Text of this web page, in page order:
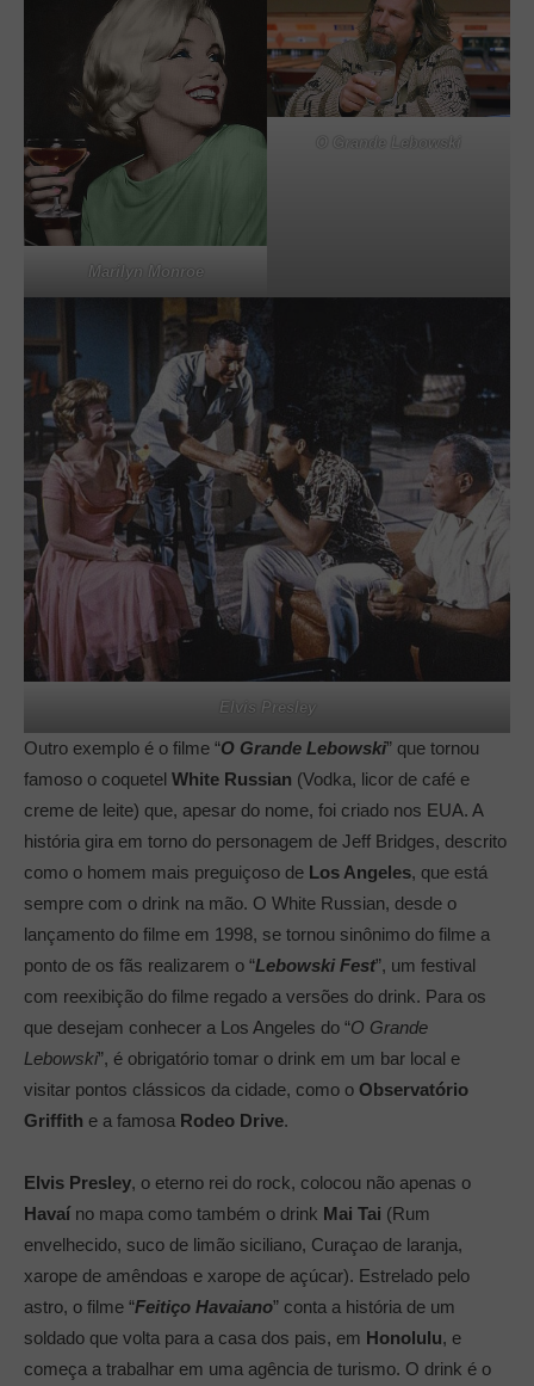
Marilyn Monroe
O Grande Lebowski
Elvis Presley
Outro exemplo é o filme “O Grande Lebowski” que tornou
famoso o coquetel White Russian (Vodka, licor de café e
creme de leite) que, apesar do nome, foi criado nos EUA. A
história gira em torno do personagem de Jeff Bridges, descrito
como o homem mais preguiçoso de Los Angeles, que está
sempre com o drink na mão. O White Russian, desde o
lançamento do filme em 1998, se tornou sinônimo do filme a
ponto de os fãs realizarem o “Lebowski Fest”, um festival
com reexibição do filme regado a versões do drink. Para os
que desejam conhecer a Los Angeles do “O Grande
Lebowski”, é obrigatório tomar o drink em um bar local e
visitar pontos clássicos da cidade, como o Observatório
Griffith e a famosa Rodeo Drive.
Elvis Presley, o eterno rei do rock, colocou não apenas o
Havaíno mapa como também o drink Mai Tai (Rum
envelhecido, suco de limão siciliano, Curaçao de laranja,
xarope de amêndoas e xarope de açúcar). Estrelado pelo
astro, o filme “Feitiço Havaiano” conta a história de um
soldado que volta para a casa dos pais, em Honolulu, e
começa a trabalhar em uma agência de turismo. O drink é o